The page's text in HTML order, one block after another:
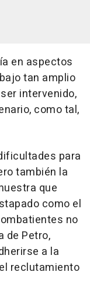
en aspectos
tan amplio
intervenido,
como tal,
para
también la
que
como el
no
de Petro,
a la
reclutamiento